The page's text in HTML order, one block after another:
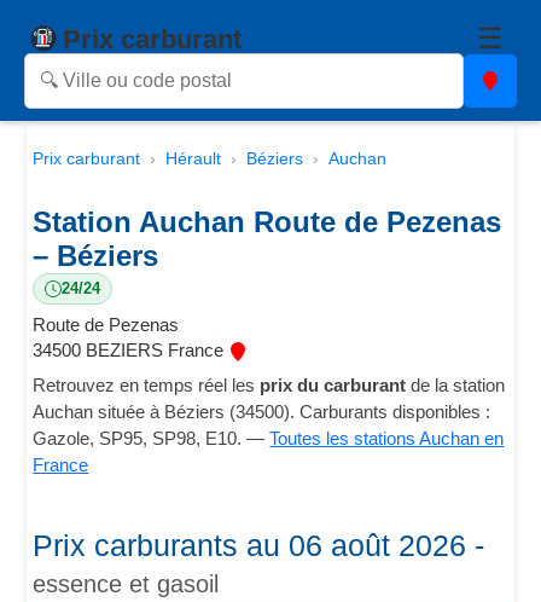
Prix carburant ☰
Prix carburant Hérault Béziers Auchan
Station Auchan Route de Pezenas
– Béziers
24/24
Route de Pezenas
34500 BEZIERS France
Retrouvez en temps réel les prix du carburant de la station
Auchan située à Béziers (34500). Carburants disponibles :
Gazole, SP95, SP98, E10. —Toutes les stations Auchan en
France
Prix carburants au 06 août 2026 -
essence et gasoil